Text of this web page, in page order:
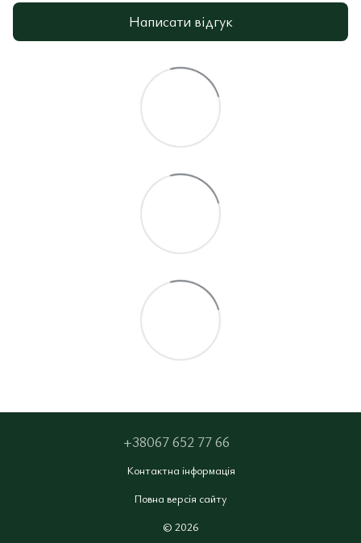
Написати відгук
+38067 652 77 66
Контактна інформація
Повна версія сайту
© 2026